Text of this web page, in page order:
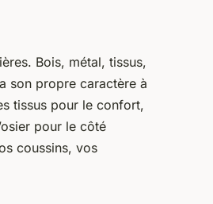
Bois, métal, tissus,
son propre caractère à
tissus pour le confort,
pour le côté
coussins, vos